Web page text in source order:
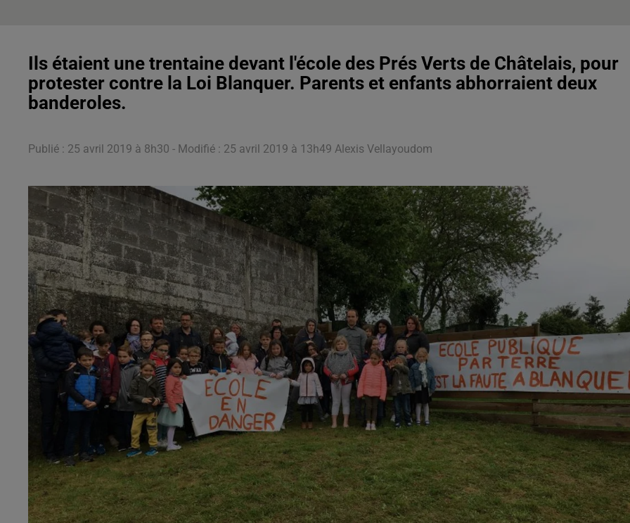
Ils étaient une trentaine devant l'école des Prés Verts de Châtelais, pour
protester contre la Loi Blanquer. Parents et enfants abhorraient deux
banderoles.
Publié : 25 avril 2019 à 8h30 - Modifié : 25 avril 2019 à 13h49 Alexis Vellayoudom